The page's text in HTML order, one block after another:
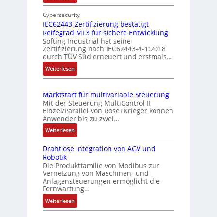
e
s
s
u
n
n
d
Z
u
t
a
n
d
s
e
k
o
m
b
n
e
r
t
o
s
t
i
s
E
i
n
a
c
h
e
S
n
s
o
r
-
I
n
e
g
r
t
Cybersecurity
IEC62443-Zertifizierung bestätigt
Reifegrad ML3 für sichere Entwicklung
Softing Industrial hat seine
Zertifizierung nach IEC62443-4-1:2018
durch TÜV Süd erneuert und erstmals…
Weiterlesen:
I
C
6
2
4
4
3
-
e
r
t
Marktstart für multivariable Steuerung
Mit der Steuerung MultiControl II
Einzel/Parallel von Rose+Krieger können
Anwender bis zu zwei…
Weiterlesen:
M
a
k
t
s
t
a
r
Drahtlose Integration von AGV und
Robotik
Die Produktfamilie von Modibus zur
Vernetzung von Maschinen- und
Anlagensteuerungen ermöglicht die
Fernwartung…
Weiterlesen:
D